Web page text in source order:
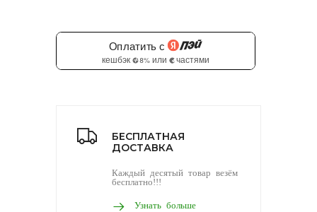
БЕСПЛАТНАЯ
ДОСТАВКА
Каждый десятый товар везём
бесплатно!!!
Узнать больше